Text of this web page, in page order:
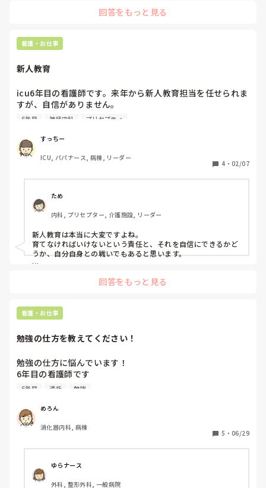
らの評価が全てなので。
だらだらと書いてすみません。
が原因の全てではありません。そう考えると、少しだけポジテ
ィブに今の自分でできることを考えてみようって気持ちになれ
でもその分きっと経験が積み重なってるはずですので、少しず
つでも疾患とかについてわからない（=不安）を減らしていけ
たらいいですよね！
回答をもっと見る
看護・お仕事
新人教育
icu6年目の看護師です。来年から新人教育担当を任せられま
すが、自信がありません。
実施する前に、どのようなことを学習しておいた方がいいで
ことを準備しておいた方がいいでしょうか。
6年目 神経内科 プリセプティ
すっちー
ICU, パパナース, 病棟, リーダー
4 ・ 02/07
ため
内科, プリセプター, 介護施設, リーダー
新人教育は本当に大変ですよね。
育てなければいけないという責任と、それを自信にできるかど
うか、自分自身との戦いでもあると思います。
とを大切にしています。
私自身、指導の立場のときは新人さんと一緒にマニュアルを見
ながら確認していました。
勤務時間内に「明日行うことを一つでいいので、事前にマニュ
かなり軽減されると思います。
はじめまして！私の経験でお話ししたいとおもいます。
新人スタッフは常に緊張しています。
その緊張をやわらげるために、声かけをやさしくしたり、明る
す。
回答をもっと見る
看護・お仕事
勉強の仕方を教えてください！
勉強の仕方に悩んでいます！
6年目の看護師です
私の知識は浅いな、と思って勉強をしていますが、
見てノートにまとめていることが多いです。
学生の時の教科書って看護がメインの物が多くて、疾患や治
療の知識を深めるのには足りないなと感じています。
教材を探しに大きい本屋に行って、中身を見て買う教科書を
吟味して、でも買ったら知りたかった内容が深く書かれてい
ない、など、本で勉強しようとすると勉強するまでの道のり
6年目 透析 勉強
めろん
消化器内科, 病棟
5 ・ 06/29
ゆらナース
外科, 整形外科, 一般病院